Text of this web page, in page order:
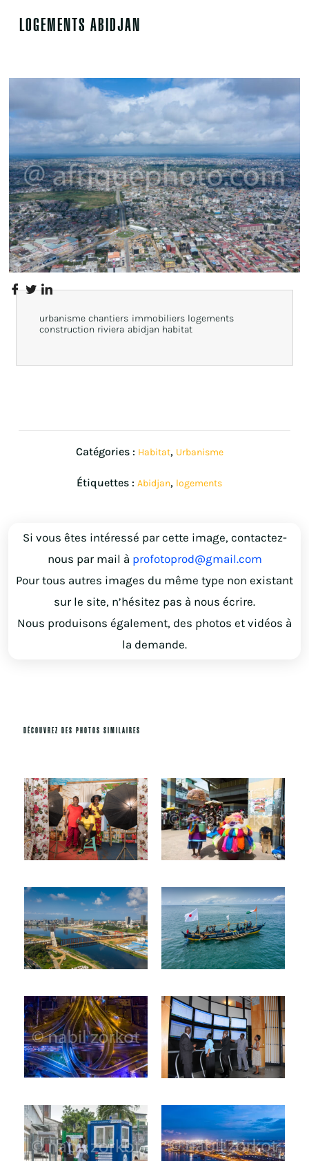
LOGEMENTS ABIDJAN
urbanisme chantiers immobiliers logements
construction riviera abidjan habitat
Catégories : Habitat, Urbanisme
Étiquettes : Abidjan, logements
Si vous êtes intéressé par cette image, contactez-
nous par mail à profotoprod@gmail.com
Pour tous autres images du même type non existant
sur le site, n’hésitez pas à nous écrire.
Nous produisons également, des photos et vidéos à
la demande.
DÉCOUVREZ DES PHOTOS SIMILAIRES